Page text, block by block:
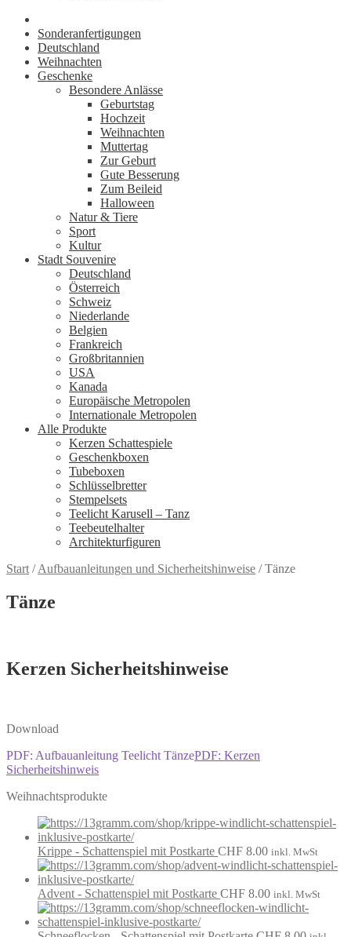
Sonderanfertigungen
Deutschland
Weihnachten
Geschenke
Besondere Anlässe
Geburtstag
Hochzeit
Weihnachten
Muttertag
Zur Geburt
Gute Besserung
Zum Beileid
Halloween
Natur & Tiere
Sport
Kultur
Stadt Souvenire
Deutschland
Österreich
Schweiz
Niederlande
Belgien
Frankreich
Großbritannien
USA
Kanada
Europäische Metropolen
Internationale Metropolen
Alle Produkte
Kerzen Schattespiele
Geschenkboxen
Tubeboxen
Schlüsselbretter
Stempelsets
Teelicht Karusell – Tanz
Teebeutelhalter
Architekturfiguren
Start /Aufbauanleitungen und Sicherheitshinweise /Tänze
Tänze
Kerzen Sicherheitshinweise
Download
PDF: Aufbauanleitung Teelicht TänzePDF: Kerzen
Sicherheitshinweis
Weihnachtsprodukte
Krippe - Schattenspiel mit Postkarte CHF 8.00 inkl. MwSt
Advent - Schattenspiel mit Postkarte CHF 8.00 inkl. MwSt